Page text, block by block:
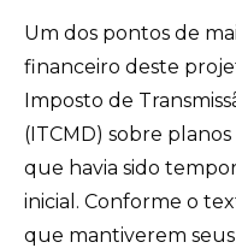
Um dos pontos de
financeiro deste
Imposto de
(ITCMD) sobre
que havia sido
inicial. Conforme o
que mantiverem